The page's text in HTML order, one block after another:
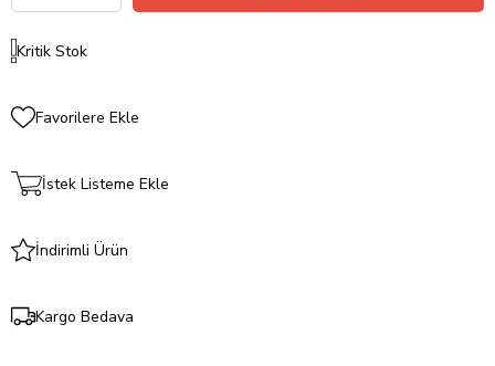
Kritik Stok
Favorilere Ekle
İstek Listeme Ekle
İndirimli Ürün
Kargo Bedava